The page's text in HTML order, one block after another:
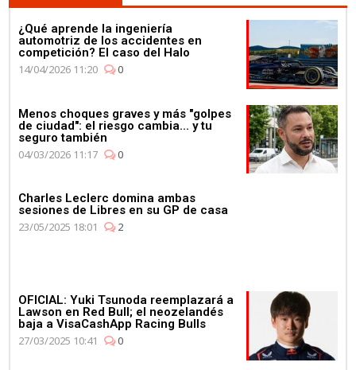
¿Qué aprende la ingeniería
automotriz de los accidentes en
competición? El caso del Halo
14/04/2026 11:20
0
Menos choques graves y más "golpes
de ciudad": el riesgo cambia... y tu
seguro también
04/03/2026 11:17
0
Charles Leclerc domina ambas
sesiones de Libres en su GP de casa
23/05/2025 18:01
2
OFICIAL: Yuki Tsunoda reemplazará a
Lawson en Red Bull; el neozelandés
baja a VisaCashApp Racing Bulls
27/03/2025 10:41
0